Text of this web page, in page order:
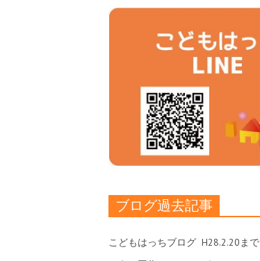
ブログ過去記事
こどもはっちブログ H28.2.20まで